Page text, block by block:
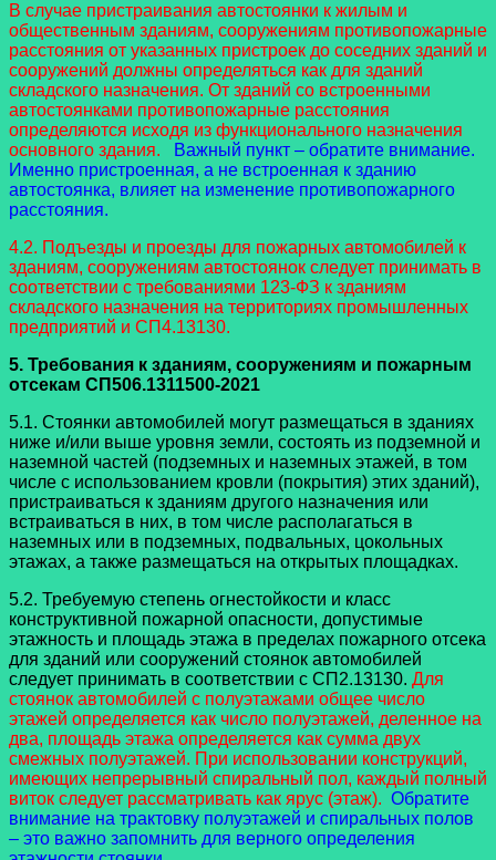
В случае пристраивания автостоянки к жилым и
общественным зданиям, сооружениям противопожарные
расстояния от указанных пристроек до соседних зданий и
сооружений должны определяться как для зданий
складского назначения. От зданий со встроенными
автостоянками противопожарные расстояния
определяются исходя из функционального назначения
основного здания.
Важный пункт – обратите внимание.
Именно пристроенная, а не встроенная к зданию
автостоянка, влияет на изменение противопожарного
расстояния.
4.2. Подъезды и проезды для пожарных автомобилей к
зданиям, сооружениям автостоянок следует принимать в
соответствии с требованиями 123-ФЗ к зданиям
складского назначения на территориях промышленных
предприятий и СП4.13130.
5. Требования к зданиям, сооружениям и пожарным
отсекам СП506.1311500-2021
5.1. Стоянки автомобилей могут размещаться в зданиях
ниже и/или выше уровня земли, состоять из подземной и
наземной частей (подземных и наземных этажей, в том
числе с использованием кровли (покрытия) этих зданий),
пристраиваться к зданиям другого назначения или
встраиваться в них, в том числе располагаться в
наземных или в подземных, подвальных, цокольных
этажах, а также размещаться на открытых площадках.
5.2. Требуемую степень огнестойкости и класс
конструктивной пожарной опасности, допустимые
этажность и площадь этажа в пределах пожарного отсека
для зданий или сооружений стоянок автомобилей
следует принимать в соответствии с СП2.13130. Для
стоянок автомобилей с полуэтажами общее число
этажей определяется как число полуэтажей, деленное на
два, площадь этажа определяется как сумма двух
смежных полуэтажей. При использовании конструкций,
имеющих непрерывный спиральный пол, каждый полный
виток следует рассматривать как ярус (этаж). Обратите
внимание на трактовку полуэтажей и спиральных полов
– это важно запомнить для верного определения